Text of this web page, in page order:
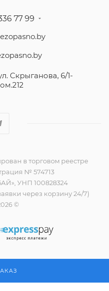
77 99
Скрыганова, 6/1-
в торговом реестре
№ 574713
УНП 100828324
через корзину 24/7)
©